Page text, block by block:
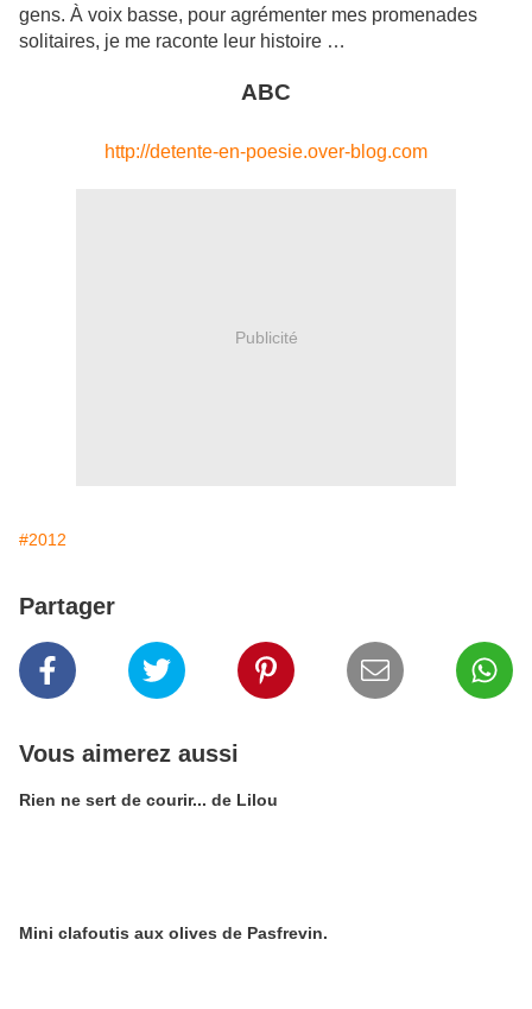
gens. À voix basse, pour agrémenter mes promenades
solitaires, je me raconte leur histoire …
ABC
http://detente-en-poesie.over-blog.com
Publicité
#2012
Partager
Vous aimerez aussi
Rien ne sert de courir... de Lilou
Mini clafoutis aux olives de Pasfrevin.